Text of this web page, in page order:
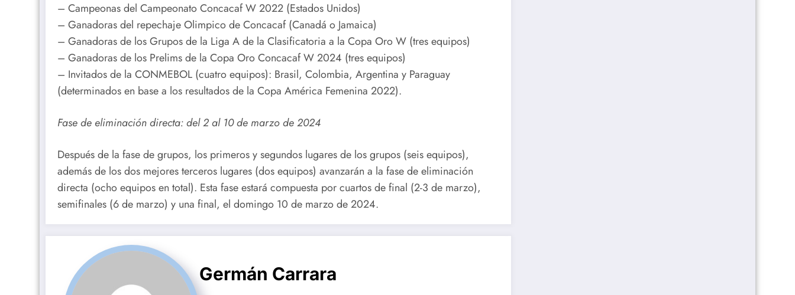
– Campeonas del Campeonato Concacaf W 2022 (Estados Unidos)
– Ganadoras del repechaje Olimpico de Concacaf (Canadá o Jamaica)
– Ganadoras de los Grupos de la Liga A de la Clasificatoria a la Copa Oro W (tres equipos)
– Ganadoras de los Prelims de la Copa Oro Concacaf W 2024 (tres equipos)
– Invitados de la CONMEBOL (cuatro equipos): Brasil, Colombia, Argentina y Paraguay
(determinados en base a los resultados de la Copa América Femenina 2022).
Fase de eliminación directa: del 2 al 10 de marzo de 2024
Después de la fase de grupos, los primeros y segundos lugares de los grupos (seis equipos),
además de los dos mejores terceros lugares (dos equipos) avanzarán a la fase de eliminación
directa (ocho equipos en total). Esta fase estará compuesta por cuartos de final (2-3 de marzo),
semifinales (6 de marzo) y una final, el domingo 10 de marzo de 2024.
Germán Carrara